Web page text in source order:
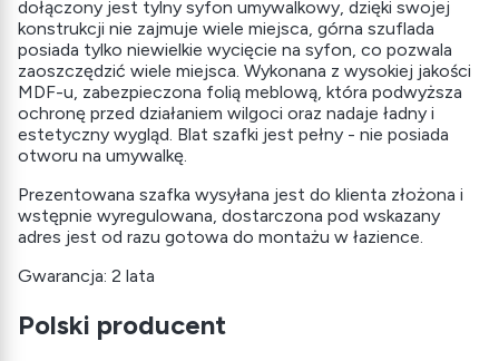
dołączony jest tylny syfon umywalkowy, dzięki swojej
konstrukcji nie zajmuje wiele miejsca, górna szuflada
posiada tylko niewielkie wycięcie na syfon, co pozwala
zaoszczędzić wiele miejsca. Wykonana z wysokiej jakości
MDF-u, zabezpieczona folią meblową, która podwyższa
ochronę przed działaniem wilgoci oraz nadaje ładny i
estetyczny wygląd. Blat szafki jest pełny - nie posiada
otworu na umywalkę.
Prezentowana szafka wysyłana jest do klienta złożona i
wstępnie wyregulowana, dostarczona pod wskazany
adres jest od razu gotowa do montażu w łazience.
Gwarancja: 2 lata
Polski producent